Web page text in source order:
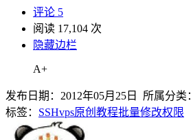
评论 5
阅读 17,104 次
隐藏边栏
A+
发布日期：2012年05月25日 所属分类：
标签： SSHvps原创教程批量修改权限